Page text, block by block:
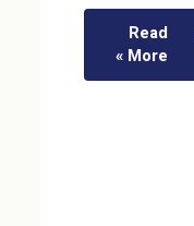
Read
More »